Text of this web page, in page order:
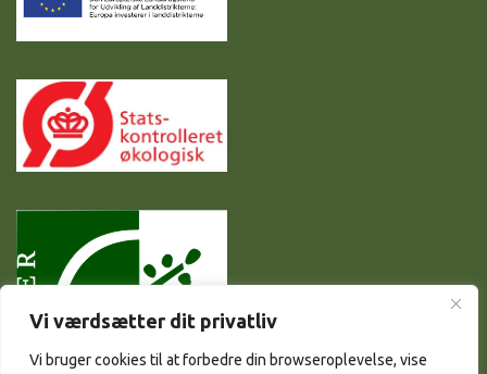
Vi værdsætter dit privatliv
Vi bruger cookies til at forbedre din browseroplevelse, vise